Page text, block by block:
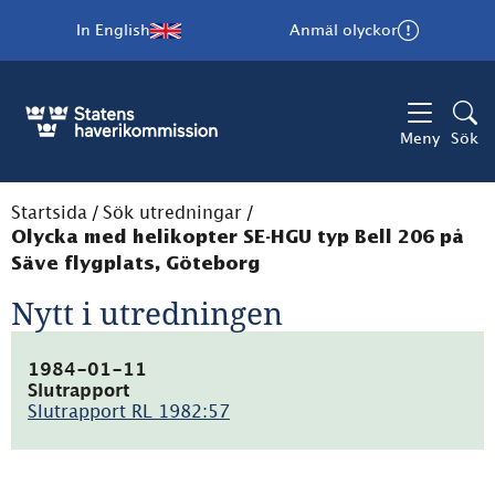
In English Anmäl olyckor
Meny Sök
Startsida / Sök utredningar /
Olycka med helikopter SE-HGU typ Bell 206 på
Säve flygplats, Göteborg
Nytt i utredningen
1984-01-11
Slutrapport
Slutrapport RL 1982:57
7.3MB)